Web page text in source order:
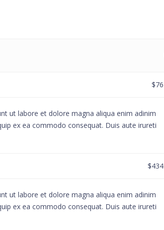
$76
ut labore et dolore magna aliqua enim adinim
ex ea commodo consequat. Duis aute irureti
$434
ut labore et dolore magna aliqua enim adinim
ex ea commodo consequat. Duis aute irureti